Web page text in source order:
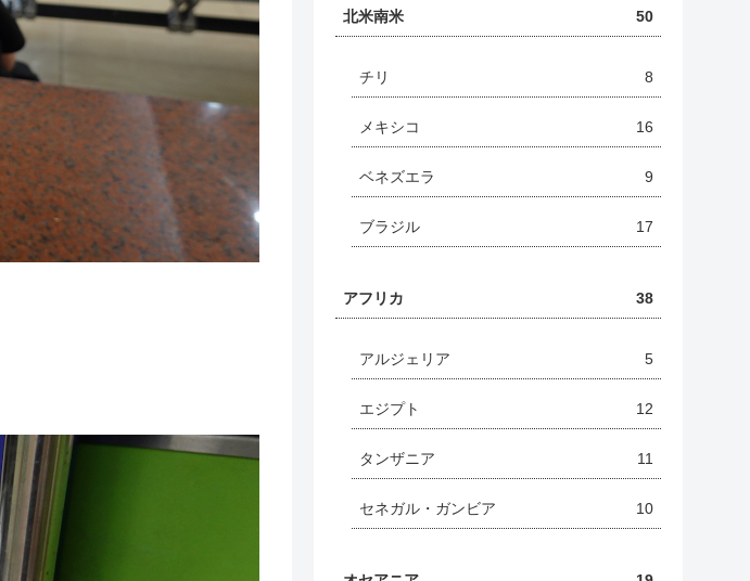
北米南米 50
チリ 8
メキシコ 16
ベネズエラ 9
ブラジル 17
アフリカ 38
アルジェリア 5
エジプト 12
タンザニア 11
セネガル・ガンビア 10